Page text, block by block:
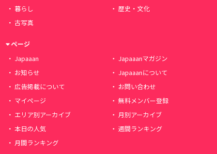
暮らし
歴史・文化
古写真
ページ
Japaaan
Japaaanマガジン
お知らせ
Japaaanについて
広告掲載について
お問い合わせ
マイページ
無料メンバー登録
エリア別アーカイブ
月別アーカイブ
本日の人気
週間ランキング
月間ランキング